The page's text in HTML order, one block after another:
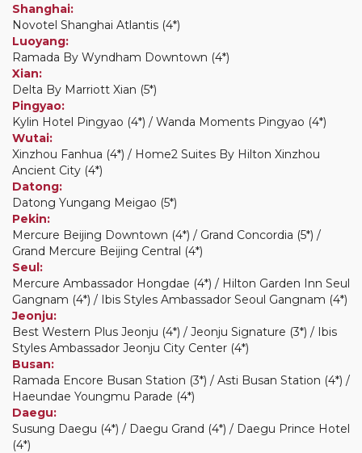
Shanghai:
Novotel Shanghai Atlantis (4*)
Luoyang:
Ramada By Wyndham Downtown (4*)
Xian:
Delta By Marriott Xian (5*)
Pingyao:
Kylin Hotel Pingyao (4*) / Wanda Moments Pingyao (4*)
Wutai:
Xinzhou Fanhua (4*) / Home2 Suites By Hilton Xinzhou
Ancient City (4*)
Datong:
Datong Yungang Meigao (5*)
Pekin:
Mercure Beijing Downtown (4*) / Grand Concordia (5*) /
Grand Mercure Beijing Central (4*)
Seul:
Mercure Ambassador Hongdae (4*) / Hilton Garden Inn Seul
Gangnam (4*) / Ibis Styles Ambassador Seoul Gangnam (4*)
Jeonju:
Best Western Plus Jeonju (4*) / Jeonju Signature (3*) / Ibis
Styles Ambassador Jeonju City Center (4*)
Busan:
Ramada Encore Busan Station (3*) / Asti Busan Station (4*) /
Haeundae Youngmu Parade (4*)
Daegu:
Susung Daegu (4*) / Daegu Grand (4*) / Daegu Prince Hotel
(4*)